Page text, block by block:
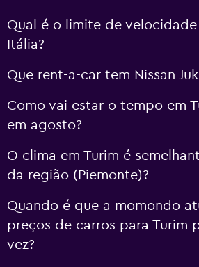
Qual é o limite de velocidade
Itália?
Que rent-a-car tem Nissan
Como vai estar o tempo em
em agosto?
O clima em Turim é
da região (Piemonte)?
Quando é que a momondo
preços de carros para Turim
vez?